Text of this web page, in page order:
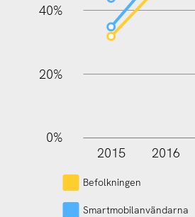
40%
20%
0%
2015 2016
Befolkningen
Smartmobilanvändarna